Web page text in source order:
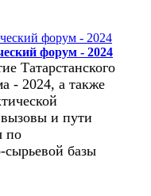
форум - 2024
Татарстанского
- 2024, а также
и пути
по
сырьевой базы